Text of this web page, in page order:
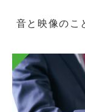
音と映像のこ